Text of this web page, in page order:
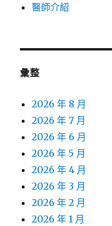
醫師介紹
彙整
2026 年 8 月
2026 年 7 月
2026 年 6 月
2026 年 5 月
2026 年 4 月
2026 年 3 月
2026 年 2 月
2026 年 1 月